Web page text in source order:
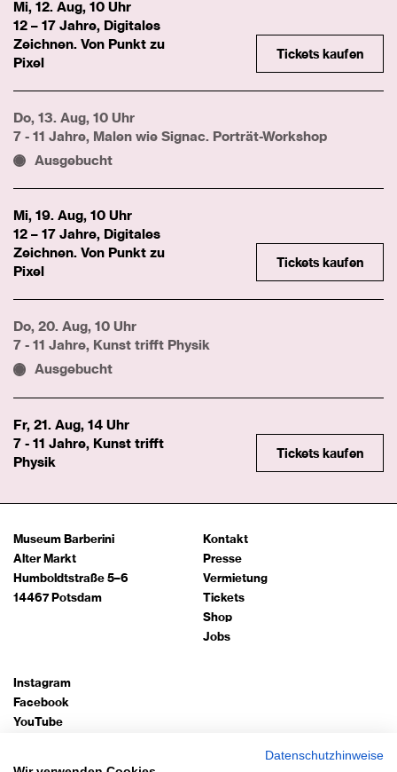
Mi, 12. Aug, 10 Uhr
12 – 17 Jahre, Digitales
Zeichnen. Von Punkt zu
Pixel
Tickets kaufen
Do, 13. Aug, 10 Uhr
7 - 11 Jahre, Malen wie Signac. Porträt-Workshop
Ausgebucht
Mi, 19. Aug, 10 Uhr
12 – 17 Jahre, Digitales
Zeichnen. Von Punkt zu
Pixel
Tickets kaufen
Do, 20. Aug, 10 Uhr
7 - 11 Jahre, Kunst trifft Physik
Ausgebucht
Fr, 21. Aug, 14 Uhr
7 - 11 Jahre, Kunst trifft
Physik
Tickets kaufen
Museum Barberini
Alter Markt
Humboldtstraße 5–6
14467 Potsdam
Kontakt
Presse
Vermietung
Tickets
Shop
Jobs
Instagram
Facebook
YouTube
Datenschutzhinweise